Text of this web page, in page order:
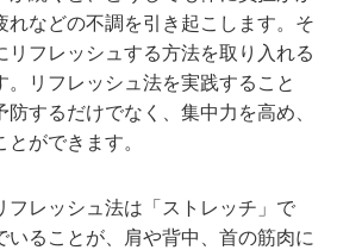
れなどの不調を引き起こします。そ
リフレッシュする方法を取り入れる
。リフレッシュ法を実践すること
するだけでなく、集中力を高め、
ができます。
フレッシュ法は「ストレッチ」で
いることが、肩や背中、首の筋肉に